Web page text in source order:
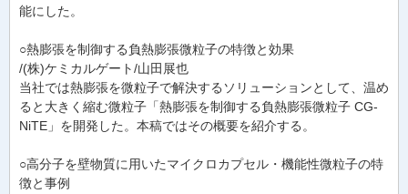
能にした。
○熱膨張を制御する負熱膨張微粒子の特徴と効果
/(株)ケミカルゲート/山田展也
当社では熱膨張を微粒子で解決するソリューションとして、温め
ると大きく縮む微粒子「熱膨張を制御する負熱膨張微粒子 CG-
NiTE」を開発した。本稿ではその概要を紹介する。
○高分子を壁物質に用いたマイクロカプセル・機能性微粒子の特
徴と事例